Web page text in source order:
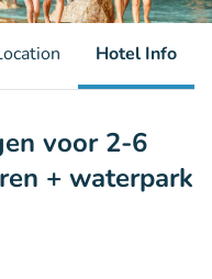
Hotel Info
voor 2-6
+ waterpark